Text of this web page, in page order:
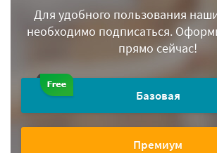
Для удобного пользования
необходимо подписаться.
прямо сейчас!
Базовая
Премиум